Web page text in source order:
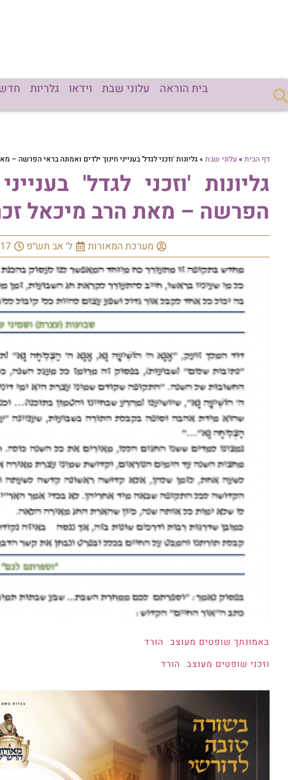
בית הוראה עלוני שבת וידאו גלריות
דף הבית » עלוני שבת »גליונות 'וזכני לגדל' בענייני חינוך ילדים ואמונה בראי הפרשה –
גליונות 'וזכני לגדל'
הפרשה – מאת הרב מיכאל
מערכת המאורות ל׳ אב תש״פ
באמונתך שופטים מעוצב הורד
וזכני שופטים מעוצב הורד